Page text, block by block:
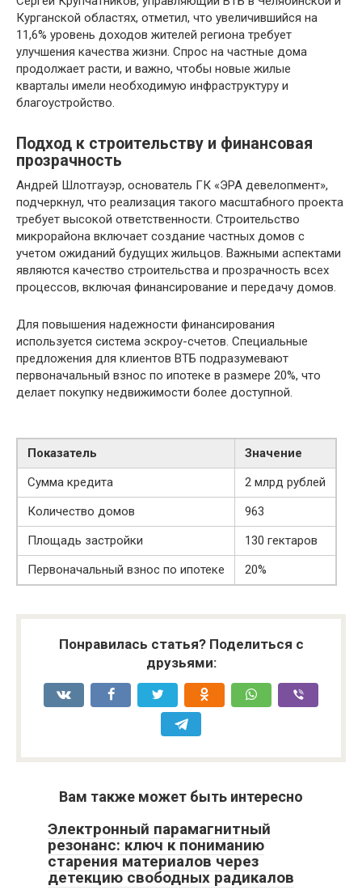
Курганской областях, отметил, что увеличившийся на
11,6% уровень доходов жителей региона требует
улучшения качества жизни. Спрос на частные дома
продолжает расти, и важно, чтобы новые жилые
кварталы имели необходимую инфраструктуру и
благоустройство.
Подход к строительству и финансовая
прозрачность
Андрей Шлотгауэр, основатель ГК «ЭРА девелопмент»,
подчеркнул, что реализация такого масштабного проекта
требует высокой ответственности. Строительство
микрорайона включает создание частных домов с
учетом ожиданий будущих жильцов. Важными аспектами
являются качество строительства и прозрачность всех
процессов, включая финансирование и передачу домов.
Для повышения надежности финансирования
используется система эскроу-счетов. Специальные
предложения для клиентов ВТБ подразумевают
первоначальный взнос по ипотеке в размере 20%, что
делает покупку недвижимости более доступной.
Показатель
Значение
Сумма кредита
2 млрд рублей
Количество домов
963
Площадь застройки
130 гектаров
Первоначальный взнос по ипотеке
20%
Понравилась статья? Поделиться с
друзьями:
Вам также может быть интересно
Электронный парамагнитный
резонанс: ключ к пониманию
старения материалов через
детекцию свободных радикалов